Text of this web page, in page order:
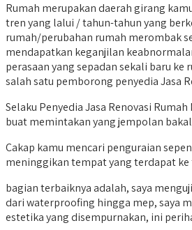
Rumah merupakan daerah girang
tren yang lalui / tahun-tahun yang
rumah/perubahan rumah merombak
mendapatkan keganjilan
perasaan yang sepadan sekali baru
salah satu pemborong penyedia Jasa
Selaku Penyedia Jasa Renovasi
buat memintakan yang jempolan
Cakap kamu mencari penguraian
meninggikan tempat yang terdapat
bagian terbaiknya adalah, saya
dari waterproofing hingga mep, saya
estetika yang disempurnakan, ini